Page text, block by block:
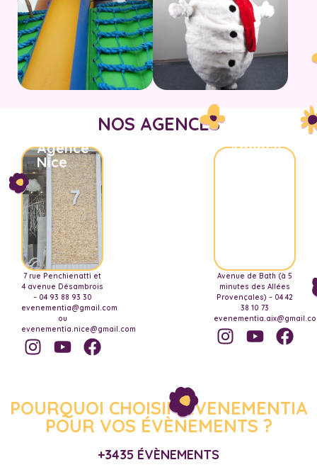
NOS AGENCES
Agence
Nice
7 rue Penchienatti et
4 avenue Désambrois
– 04 93 88 93 30
evenementia@gmail.com
ou
evenementia.nice@gmail.com
Agence
Avenue de Bath (à 5
minutes des Allées
Provençales) – 04 42
38 10 73
POURQUOI CHOISIR EVENEMENTIA
POUR VOS ÉVÈNEMENTS ?
+3435 ÉVÈNEMENTS